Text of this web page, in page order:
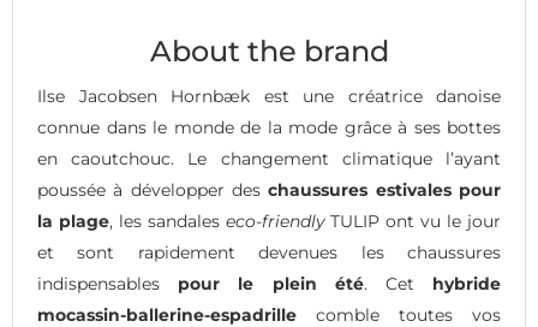
About the brand
Ilse Jacobsen Hornbæk est une créatrice danoise
connue dans le monde de la mode grâce à ses bottes
en caoutchouc. Le changement climatique l’ayant
poussée à développer deschaussures estivales pour
la plage, les sandales eco-friendlyTULIP ont vu le jour
et sont rapidement devenues les chaussures
indispensables pour le plein été. Cet hybride
mocassin-ballerine-espadrille comble toutes vos